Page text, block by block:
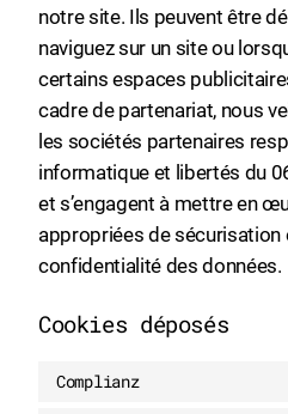
notre site. Ils peuvent être
naviguez sur un site ou
certains espaces
cadre de partenariat, nous
les sociétés partenaires
informatique et libertés du
et s’engagent à mettre en
appropriées de
confidentialité des données.
Cookies déposés
Complianz